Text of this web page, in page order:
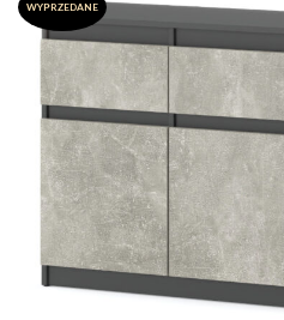
WYPRZEDANE